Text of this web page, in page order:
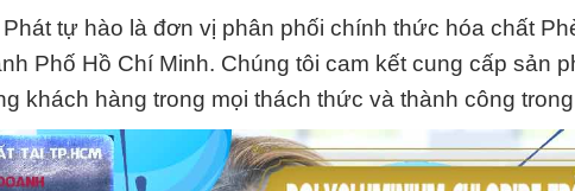
tự hào là đơn vị phân phối chính thức hóa chất
Phố Hồ Chí Minh. Chúng tôi cam kết cung cấp sản
khách hàng trong mọi thách thức và thành công